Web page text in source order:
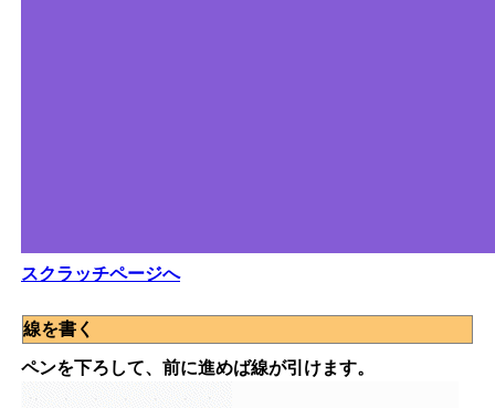
スクラッチページへ
線を書く
ペンを下ろして、前に進めば線が引けます。